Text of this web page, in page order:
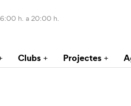
h. a 20:00 h.
Clubs Projectes